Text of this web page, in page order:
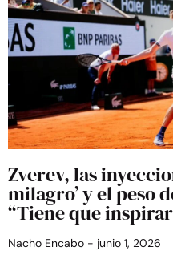
Zverev, las
milagro’ y el peso
“Tiene que
Nacho Encabo junio 1, 2026